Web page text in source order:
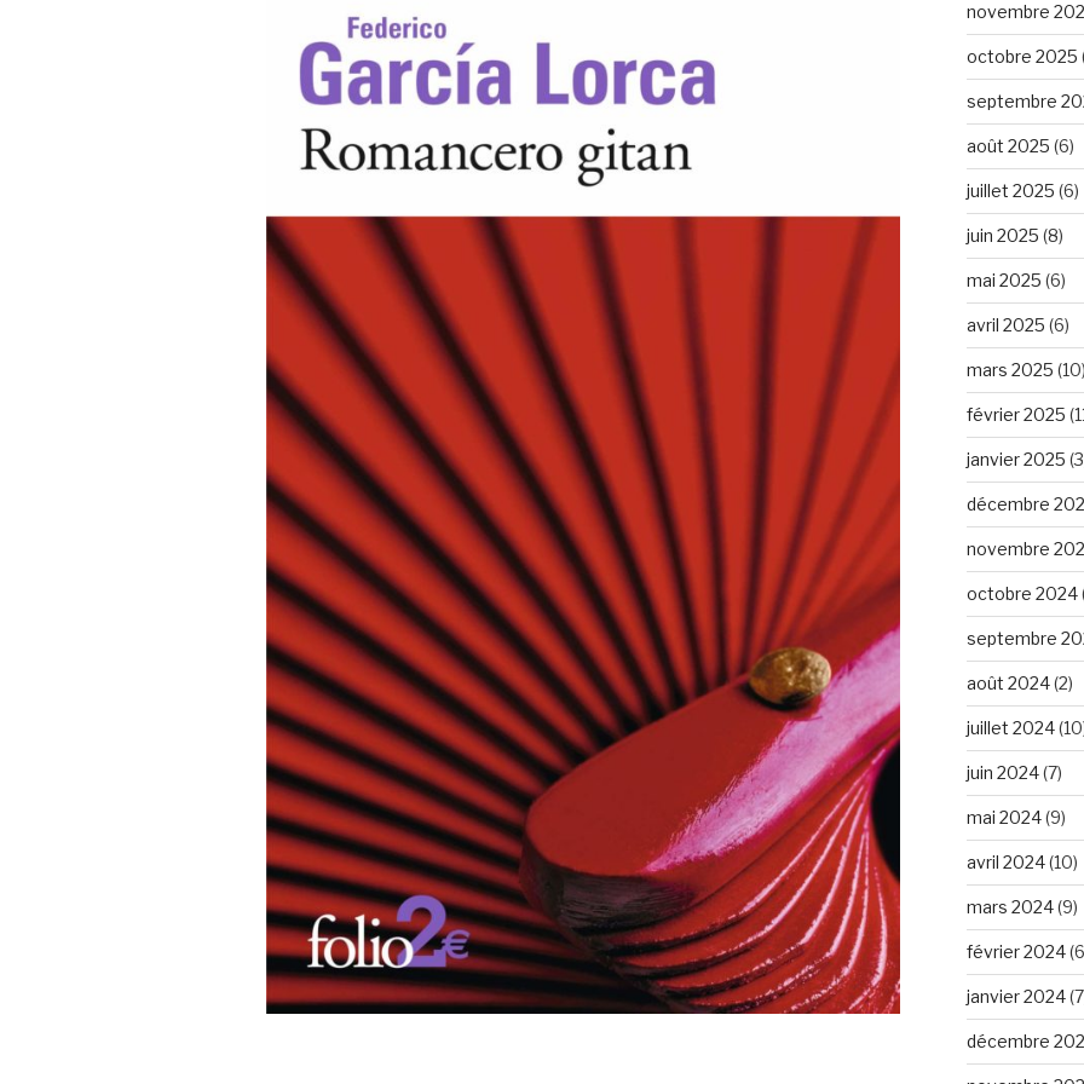
novembre
octobre 2025
septembre
août 2025 (6)
juillet 2025 (6)
juin 2025 (8)
mai 2025 (6)
avril 2025 (6)
mars 2025 (10)
février 2025
janvier 2025
décembre
novembre
octobre 2024
septembre
août 2024(2)
juillet 2024
juin 2024(7)
mai 2024(9)
avril 2024(10)
mars 2024(9)
février 2024
janvier 2024
décembre